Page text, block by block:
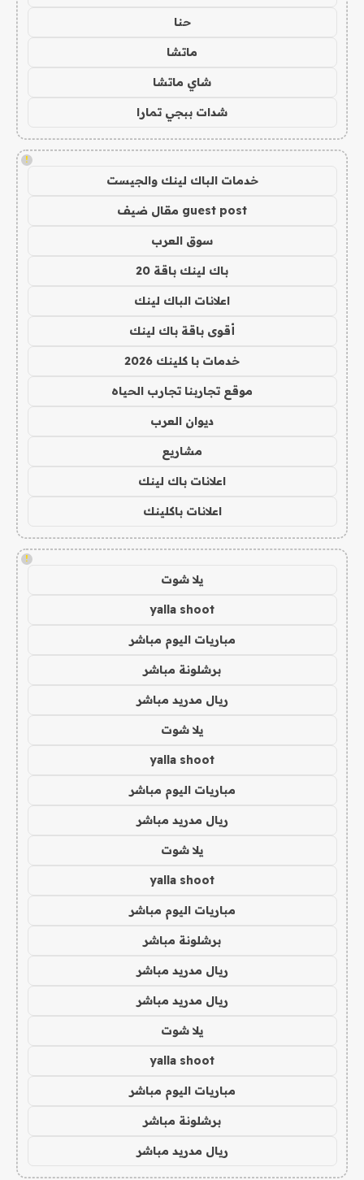
حنا
ماتشا
شاي ماتشا
شدات ببجي تمارا
!
خدمات الباك لينك والجيست
guest post مقال ضيف
سوق العرب
باك لينك باقة 20
اعلانات الباك لينك
أقوى باقة باك لينك
خدمات با كلينك 2026
موقع تجاربنا تجارب الحياه
ديوان العرب
مشاريع
اعلانات باك لينك
اعلانات باكلينك
!
يلا شوت
yalla shoot
مباريات اليوم مباشر
برشلونة مباشر
ريال مدريد مباشر
يلا شوت
yalla shoot
مباريات اليوم مباشر
ريال مدريد مباشر
يلا شوت
yalla shoot
مباريات اليوم مباشر
برشلونة مباشر
ريال مدريد مباشر
ريال مدريد مباشر
يلا شوت
yalla shoot
مباريات اليوم مباشر
برشلونة مباشر
ريال مدريد مباشر